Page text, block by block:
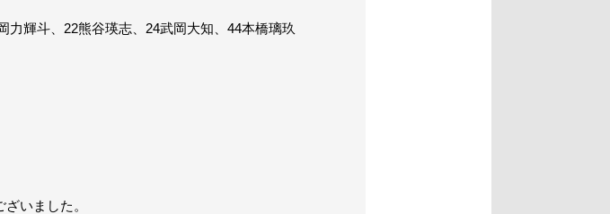
輝斗、22熊谷瑛志、24武岡大知、44本橋璃玖
いました。